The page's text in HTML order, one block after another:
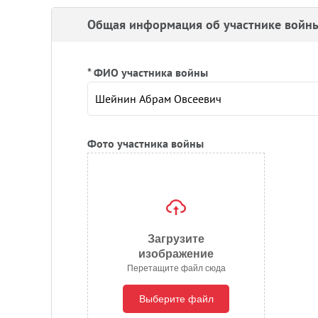
Общая информация об участнике
* ФИО участника войны
Фото участника войны
Загрузите
изображение
Перетащите файл сюда